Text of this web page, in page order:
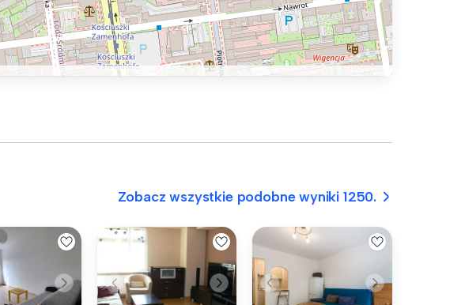
Zobacz wszystkie podobne wyniki 1250.